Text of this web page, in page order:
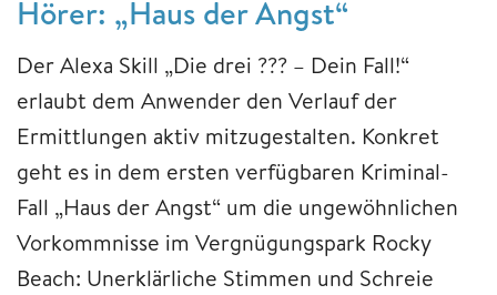
Hörer: „Haus der Angst“
Der Alexa Skill „Die drei ??? – Dein Fall!“
erlaubt dem Anwender den Verlauf der
Ermittlungen aktiv mitzugestalten. Konkret
geht es in dem ersten verfügbaren Kriminal-
Fall „Haus der Angst“ um die ungewöhnlichen
Vorkommnisse im Vergnügungspark Rocky
Beach: Unerklärliche Stimmen und Schreie